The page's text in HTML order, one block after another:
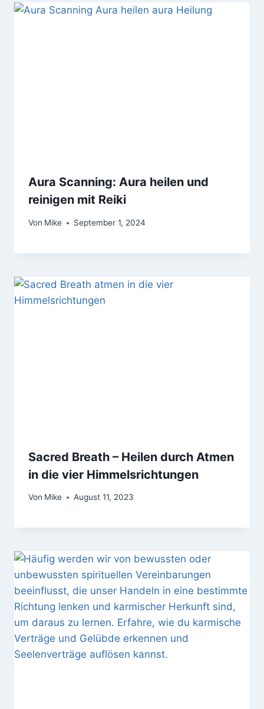
Aura Scanning: Aura heilen und
reinigen mit Reiki
Von Mike September 1, 2024
Sacred Breath – Heilen durch Atmen
in die vier Himmelsrichtungen
Von Mike August 11, 2023